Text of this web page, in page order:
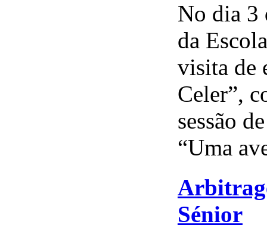
No dia 3
da
visita de
Celer”,
sessão
“Uma
Sénior